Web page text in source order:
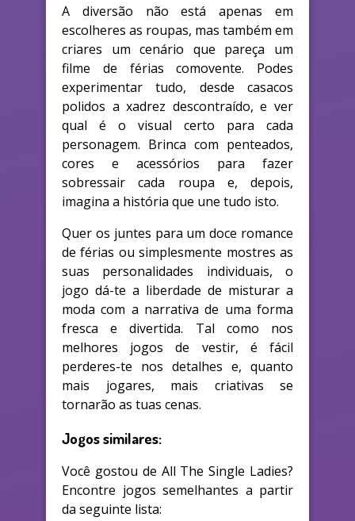
A diversão não está apenas em
escolheres as roupas, mas também em
criares um cenário que pareça um
filme de férias comovente. Podes
experimentar tudo, desde casacos
polidos a xadrez descontraído, e ver
qual é o visual certo para cada
personagem. Brinca com penteados,
cores e acessórios para fazer
sobressair cada roupa e, depois,
imagina a história que une tudo isto.
Quer os juntes para um doce romance
de férias ou simplesmente mostres as
suas personalidades individuais, o
jogo dá-te a liberdade de misturar a
moda com a narrativa de uma forma
fresca e divertida. Tal como nos
melhores jogos de vestir, é fácil
perderes-te nos detalhes e, quanto
mais jogares, mais criativas se
tornarão as tuas cenas.
Jogos similares:
Você gostou de All The Single Ladies?
Encontre jogos semelhantes a partir
da seguinte lista: